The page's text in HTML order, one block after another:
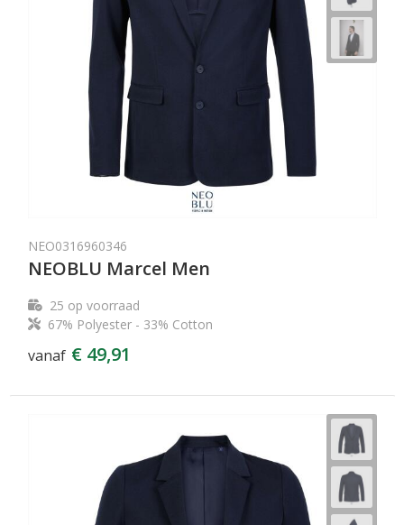
NEO0316960346
NEOBLU Marcel Men
25 op voorraad
67% Polyester - 33% Cotton
vanaf € 49,91